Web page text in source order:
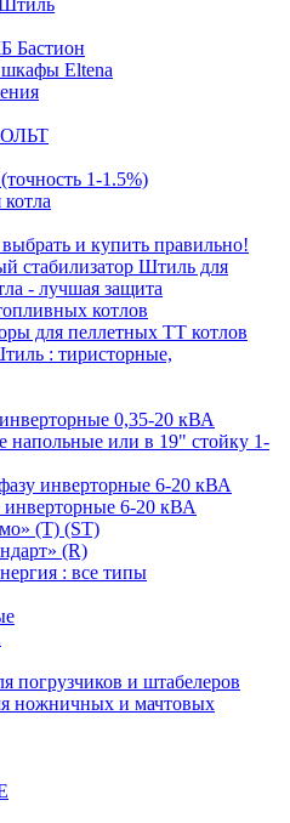
Бастион
Eltena
1-1.5%)
и купить правильно!
стабилизатор Штиль для
- лучшая защита
котлов
для пеллетных ТТ котлов
: тиристорные,
0,35-20 кВА
напольные или в 19" стойку 1-
инверторные 6-20 кВА
инверторные 6-20 кВА
(T) (ST)
(R)
: все типы
погрузчиков и штабелеров
ножничных и мачтовых